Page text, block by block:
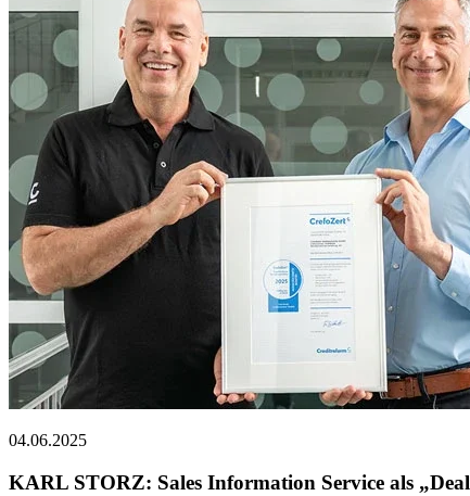
04.06.2025
KARL STORZ: Sales Information Service als